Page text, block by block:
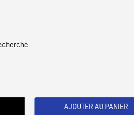
AJOUTER AU PANIER